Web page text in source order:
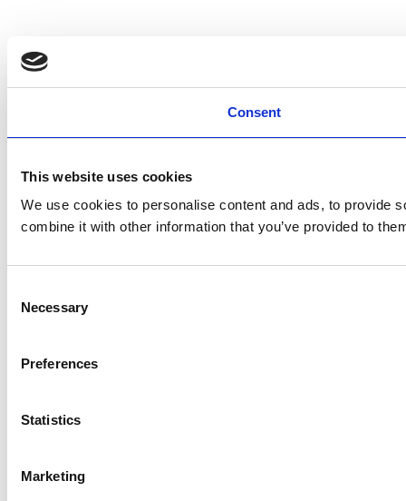
Consent
This website uses cookies
We use cookies to personalise content and ads, to provide
combine it with other information that you’ve provided to
Selection
Necessary
Preferences
Statistics
Marketing